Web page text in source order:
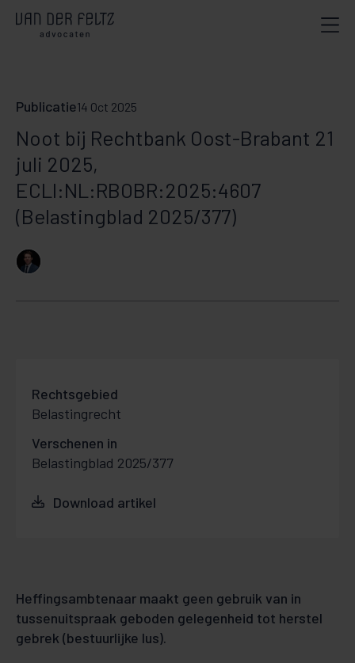
Publicatie14 Oct 2025
Noot bij Rechtbank Oost-Brabant 21
juli 2025,
ECLI:NL:RBOBR:2025:4607
(Belastingblad 2025/377)
Rechtsgebied
Belastingrecht
Verschenen in
Belastingblad 2025/377
Download artikel
Heffingsambtenaar maakt geen gebruik van in
tussenuitspraak geboden gelegenheid tot herstel
gebrek (bestuurlijke lus).